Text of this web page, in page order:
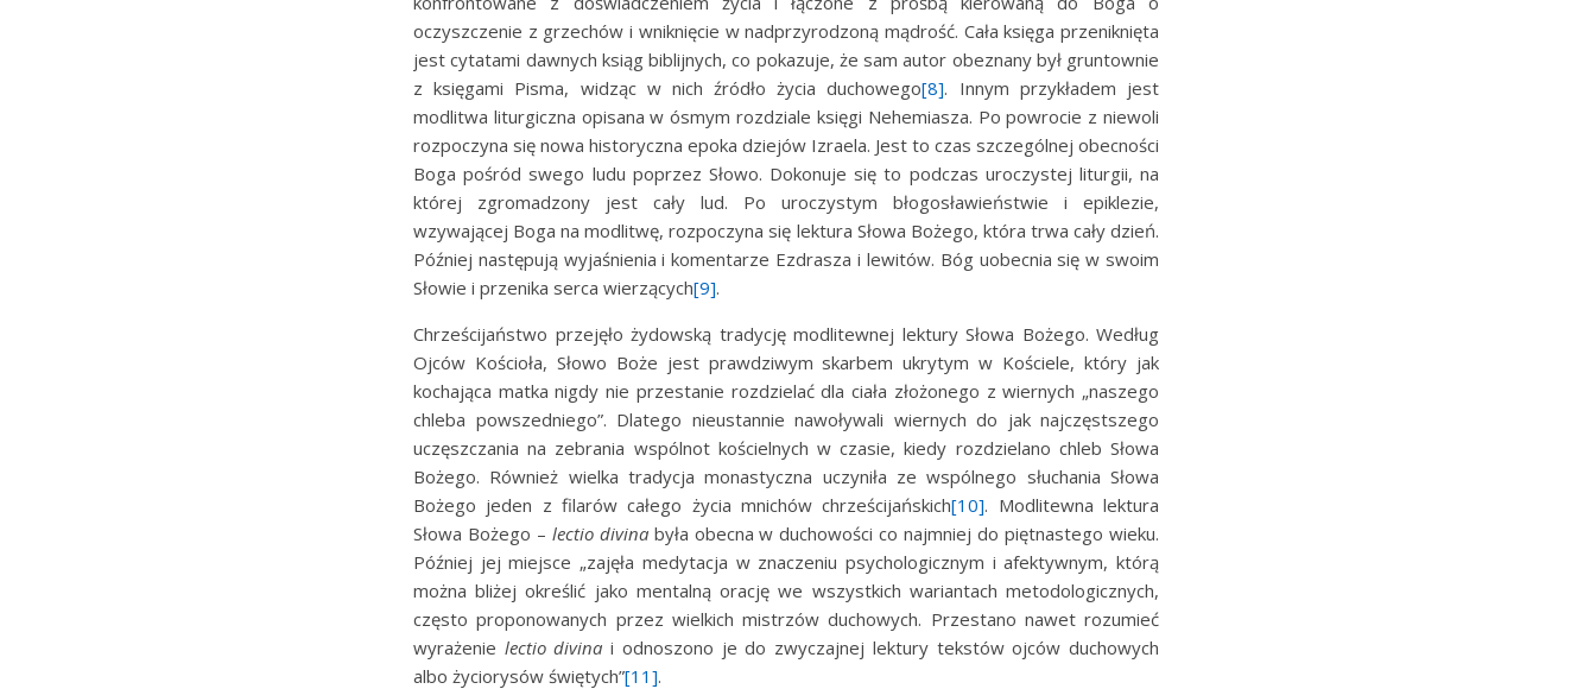
oczyszczenie z grzechów i wniknięcie w nadprzyrodzoną mądrość. Cała księga przeniknięta
jest cytatami dawnych ksiąg biblijnych, co pokazuje, że sam autor obeznany był gruntownie
z księgami Pisma, widząc w nich źródło życia duchowego[8]. Innym przykładem jest
modlitwa liturgiczna opisana w ósmym rozdziale księgi Nehemiasza. Po powrocie z niewoli
rozpoczyna się nowa historyczna epoka dziejów Izraela. Jest to czas szczególnej obecności
Boga pośród swego ludu poprzez Słowo. Dokonuje się to podczas uroczystej liturgii, na
której zgromadzony jest cały lud. Po uroczystym błogosławieństwie i epiklezie,
wzywającej Boga na modlitwę, rozpoczyna się lektura Słowa Bożego, która trwa cały dzień.
Później następują wyjaśnienia i komentarze Ezdrasza i lewitów. Bóg uobecnia się w swoim
Słowie i przenika serca wierzących[9].
Chrześcijaństwo przejęło żydowską tradycję modlitewnej lektury Słowa Bożego. Według
Ojców Kościoła, Słowo Boże jest prawdziwym skarbem ukrytym w Kościele, który jak
kochająca matka nigdy nie przestanie rozdzielać dla ciała złożonego z wiernych „naszego
chleba powszedniego”. Dlatego nieustannie nawoływali wiernych do jak najczęstszego
uczęszczania na zebrania wspólnot kościelnych w czasie, kiedy rozdzielano chleb Słowa
Bożego. Również wielka tradycja monastyczna uczyniła ze wspólnego słuchania Słowa
Bożego jeden z filarów całego życia mnichów chrześcijańskich[10]. Modlitewna lektura
Słowa Bożego – lectio divinabyła obecna w duchowości co najmniej do piętnastego wieku.
Później jej miejsce „zajęła medytacja w znaczeniu psychologicznym i afektywnym, którą
można bliżej określić jako mentalną orację we wszystkich wariantach metodologicznych,
często proponowanych przez wielkich mistrzów duchowych. Przestano nawet rozumieć
wyrażenie lectio divina i odnoszono je do zwyczajnej lektury tekstów ojców duchowych
albo życiorysów świętych”[11].